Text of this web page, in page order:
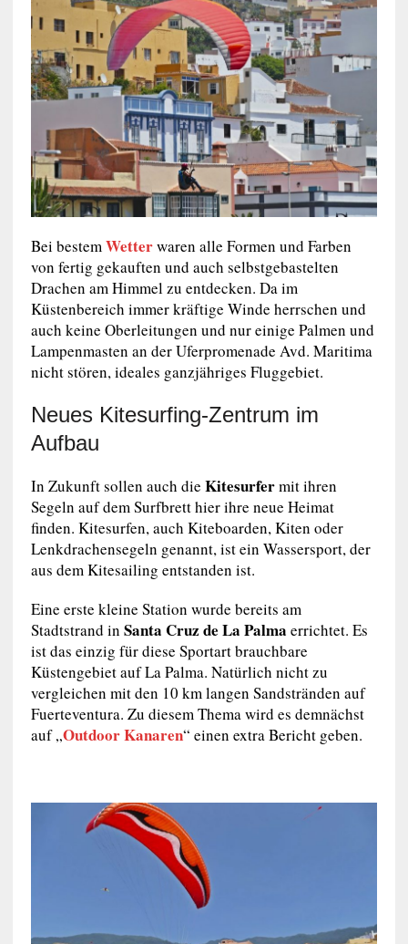
Bei bestemWetterwaren alle Formen und Farben
von fertig gekauften und auch selbstgebastelten
Drachen am Himmel zu entdecken. Da im
Küstenbereich immer kräftige Winde herrschen und
auch keine Oberleitungen und nur einige Palmen und
Lampenmasten an der Uferpromenade Avd. Maritima
nicht stören, ideales ganzjähriges Fluggebiet.
Neues Kitesurfing-Zentrum im
Aufbau
In Zukunft sollen auch die Kitesurfermit ihren
Segeln auf dem Surfbrett hier ihre neue Heimat
finden. Kitesurfen, auch Kiteboarden, Kiten oder
Lenkdrachensegeln genannt, ist ein Wassersport, der
aus dem Kitesailing entstanden ist.
Eine erste kleine Station wurde bereits am
Stadtstrand in Santa Cruz de La Palma errichtet. Es
ist das einzig für diese Sportart brauchbare
Küstengebiet auf La Palma. Natürlich nicht zu
vergleichen mit den 10 km langen Sandstränden auf
Fuerteventura. Zu diesem Thema wird es demnächst
auf „Outdoor Kanaren“ einen extra Bericht geben.